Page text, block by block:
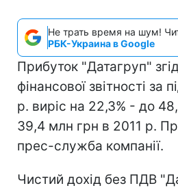
Не трать время на шум!
РБК-Украина в Google
Прибуток "Датагруп"
фінансової звітності за
р. виріс на 22,3% - до
39,4 млн грн в 2011 р.
прес-служба компанії.
Чистий дохід без ПДВ